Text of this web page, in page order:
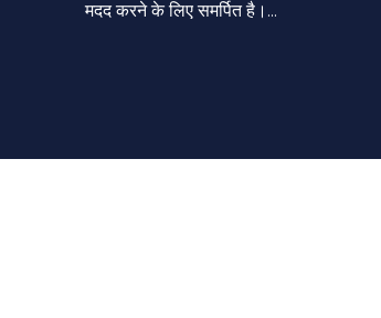
मदद करने के लिए समर्पित है।...